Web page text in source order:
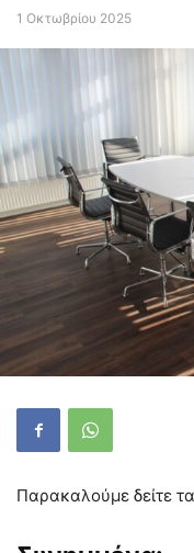
1 Οκτωβρίου 2025
Παρακαλούμε δείτε